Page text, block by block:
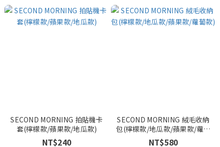
SECOND MORNING 拍貼機卡
套(檸檬款/蘋果款/地瓜款)
NT$240
SECOND MORNING 絨毛收納
包(檸檬款/地瓜款/蘋果款/蘿蔔
款)
NT$580